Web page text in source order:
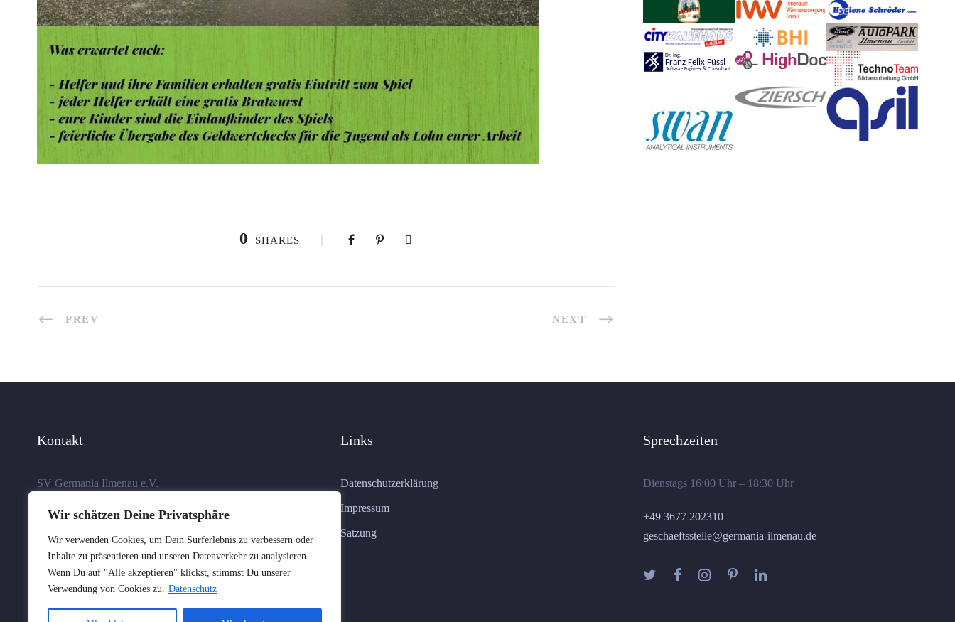
Wir schätzen Deine Privatsphäre
Wir verwenden Cookies, um Dein Surferlebnis zu verbessern oder
Inhalte zu präsentieren und unseren Datenverkehr zu analysieren.
Wenn Du auf "Alle akzeptieren" klickst, stimmst Du unserer
Verwendung von Cookies zu. Datenschutz
0 SHARES
PREV NEXT
Kontakt
SV Germania Ilmenau e.V.
98693 Ilmenau
Links
Datenschutzerklärung
Impressum
Satzung
Sprechzeiten
Dienstags 16:00 Uhr – 18:30 Uhr
+49 3677 202310
geschaeftsstelle@germania-ilmenau.de